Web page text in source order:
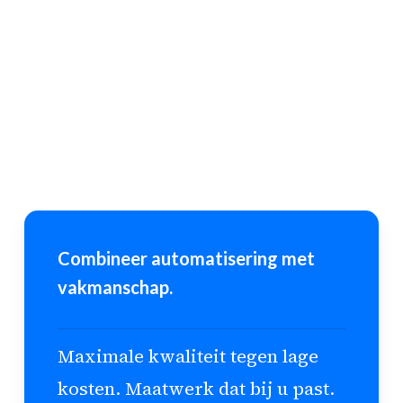
Combineer automatisering met
vakmanschap.
Maximale kwaliteit tegen lage
kosten. Maatwerk dat bij u past.